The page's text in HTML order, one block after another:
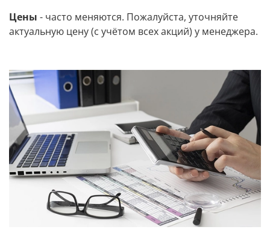
Цены - часто меняются. Пожалуйста, уточняйте
актуальную цену (с учётом всех акций) у менеджера.